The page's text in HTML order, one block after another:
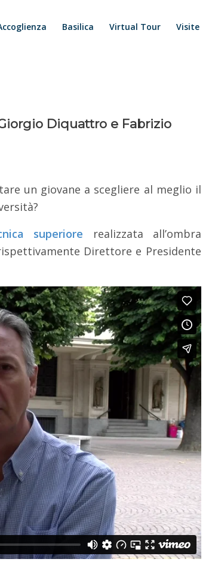
Basilica Virtual Tour Visite
Diquattro e Fabrizio
un giovane a scegliere al meglio il
superiore realizzata all’ombra
Direttore e Presidente